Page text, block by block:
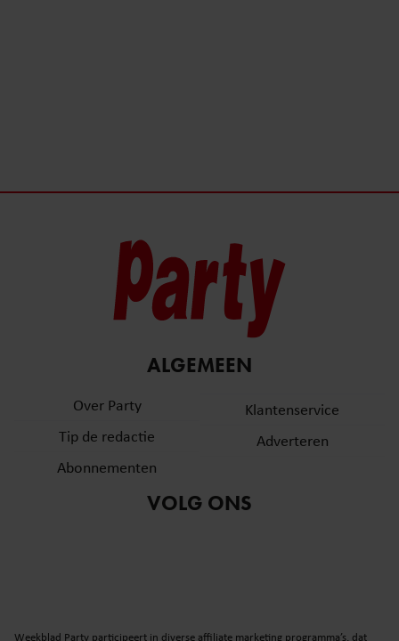
ALGEMEEN
Over Party
Tip de redactie
Abonnementen
Klantenservice
Adverteren
VOLG ONS
Weekblad Party participeert in diverse affiliate marketing programma’s, dat